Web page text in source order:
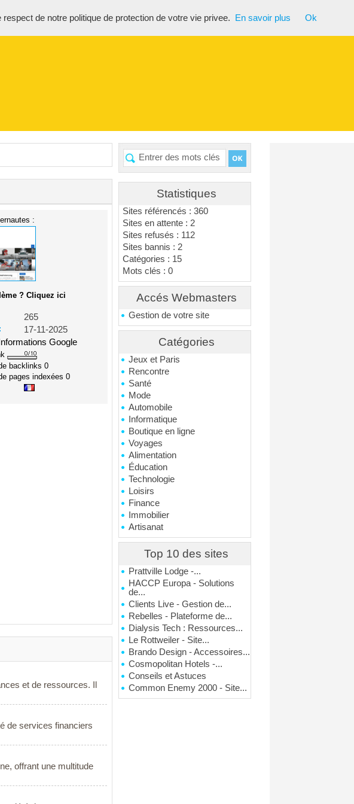
Statistiques
Sites référencés : 360
Sites en attente : 2
Sites refusés : 112
Sites bannis : 2
Catégories : 15
Mots clés : 0
Accés Webmasters
Gestion de votre site
Catégories
Jeux et Paris
Rencontre
Santé
Mode
Automobile
Informatique
Boutique en ligne
Voyages
Alimentation
Éducation
Technologie
Loisirs
Finance
Immobilier
Artisanat
Top 10 des sites
Prattville Lodge -...
HACCP Europa - Solutions
de...
Clients Live - Gestion de...
Rebelles - Plateforme de...
Dialysis Tech : Ressources...
Le Rottweiler - Site...
Brando Design - Accessoires...
Cosmopolitan Hotels -...
Conseils et Astuces
Common Enemy 2000 - Site...
:
? Cliquez ici
265
17-11-2025
Informations Google
backlinks0
pages indexées0
et de ressources. Il
de services financiers
offrant une multitude
de notre politique de protection de votre vie privee. En savoir plus Ok